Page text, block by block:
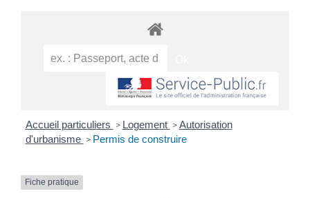
Accueil particuliers > Logement > Autorisation
d'urbanisme > Permis de construire
Fiche pratique